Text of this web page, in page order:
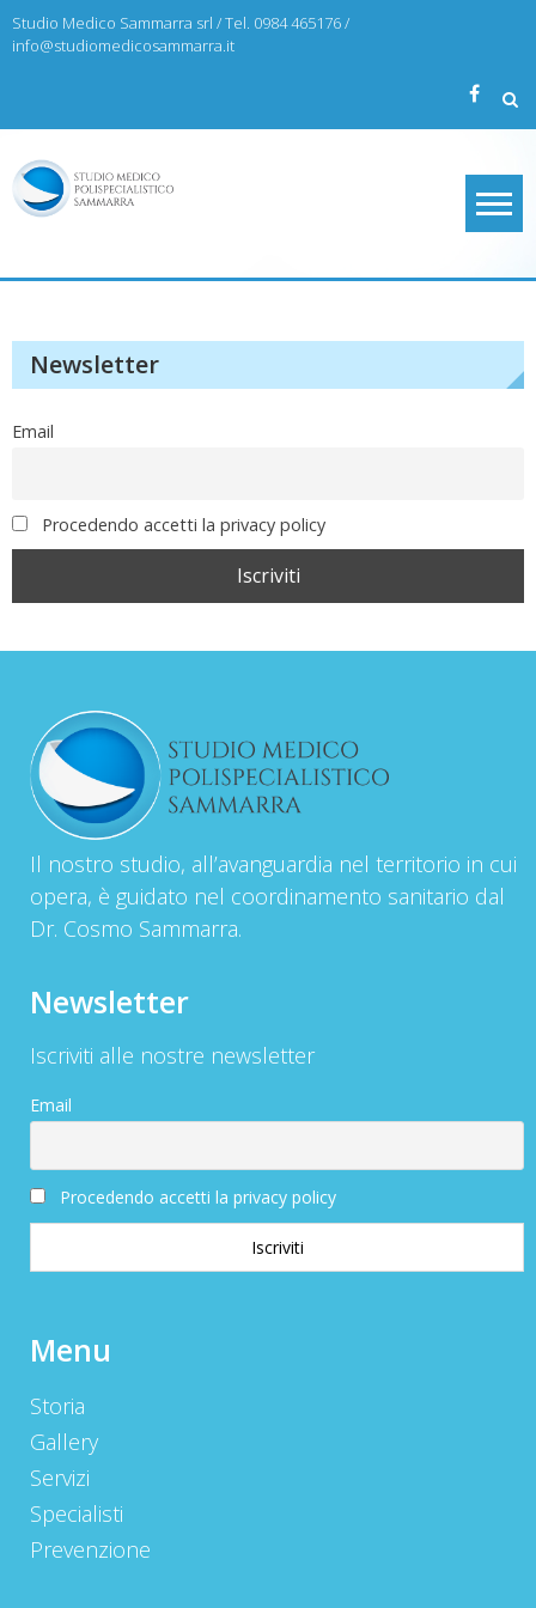
Skip
to
Studio Medico Sammarra srl / Tel. 0984 465176 /
info@studiomedicosammarra.it
Newsletter
Email
Procedendo accetti la privacy policy
Il nostro studio, all’avanguardia nel territorio in cui
opera, è guidato nel coordinamento sanitario dal
Dr. Cosmo Sammarra.
Newsletter
Iscriviti alle nostre newsletter
Email
Procedendo accetti la privacy policy
Menu
Storia
Gallery
Servizi
Specialisti
Prevenzione